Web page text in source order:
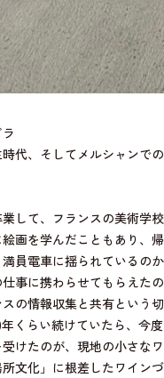
代、そしてメルシャンで
して、フランスの美術学
画を学んだこともあり、
満員電車に揺られているの
事に携わらせてもらえた
の情報収集と共有という
くらい続けていたら、今
けたのが、現地の小さな
文化」に根差したワイン